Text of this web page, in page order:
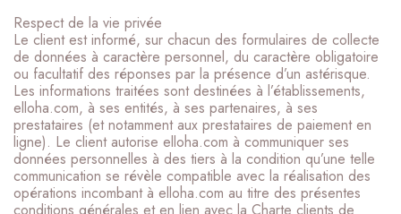
Respect de la vie privée
Le client est informé, sur chacun des formulaires de collecte
de données à caractère personnel, du caractère obligatoire
ou facultatif des réponses par la présence d’un astérisque.
Les informations traitées sont destinées à l’établissements,
elloha.com, à ses entités, à ses partenaires, à ses
prestataires (et notamment aux prestataires de paiement en
ligne). Le client autorise elloha.com à communiquer ses
données personnelles à des tiers à la condition qu’une telle
communication se révèle compatible avec la réalisation des
opérations incombant à elloha.com au titre des présentes